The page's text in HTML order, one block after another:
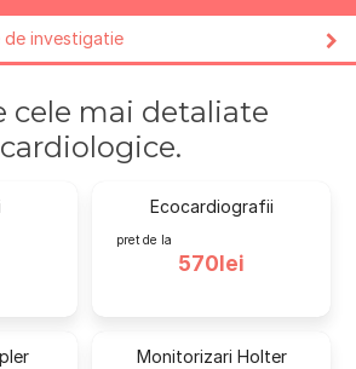
investigatie
cele mai detaliate
Ecocardiografii
pret de la
570lei
Monitorizari Holter